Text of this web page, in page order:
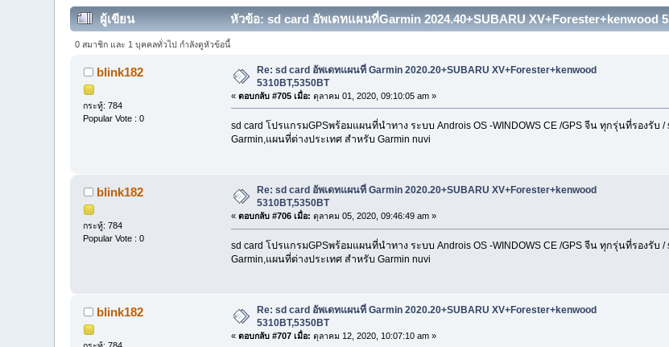
ผู้เขียน หัวข้อ: sd card อัพเดทแผนที่Garmin 2024.40+SUBARU XV+Forester+kenwood
0 สมาชิก และ 1 บุคคลทั่วไป กำลังดูหัวข้อนี้
blink182
กระทู้: 784
Popular Vote : 0
Re: sd card อัพเดทแผนที่ Garmin 2020.20+SUBARU XV+Forester+kenwood
5310BT,5350BT
« ตอบกลับ #705 เมื่อ: ตุลาคม 01, 2020, 09:10:05 am »
sd card โปรแกรมGPSพร้อมแผนที่นำทาง ระบบ Androis OS -WINDOWS CE /GPS จีน ทุกรุ่นที่รองรับ
Garmin,แผนที่ต่างประเทศ สำหรับ Garmin nuvi
blink182
กระทู้: 784
Popular Vote : 0
Re: sd card อัพเดทแผนที่ Garmin 2020.20+SUBARU XV+Forester+kenwood
5310BT,5350BT
« ตอบกลับ #706 เมื่อ: ตุลาคม 05, 2020, 09:46:49 am »
sd card โปรแกรมGPSพร้อมแผนที่นำทาง ระบบ Androis OS -WINDOWS CE /GPS จีน ทุกรุ่นที่รองรับ
Garmin,แผนที่ต่างประเทศ สำหรับ Garmin nuvi
blink182
Re: sd card อัพเดทแผนที่ Garmin 2020.20+SUBARU XV+Forester+kenwood
5310BT,5350BT
« ตอบกลับ #707 เมื่อ: ตุลาคม 12, 2020, 10:07:10 am »